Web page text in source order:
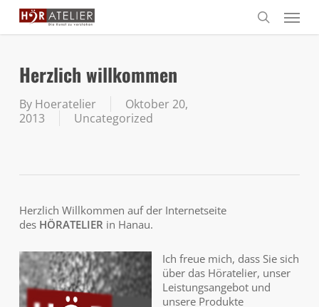
Skip
main
search
Menu
Herzlich willkommen
By Hoeratelier
Oktober 20,
2013
Uncategorized
Herzlich Willkommen auf der Internetseite
des HÖRATELIER in Hanau.
Ich freue mich, dass Sie sich
über das Höratelier, unser
Leistungsangebot und
unsere Produkte